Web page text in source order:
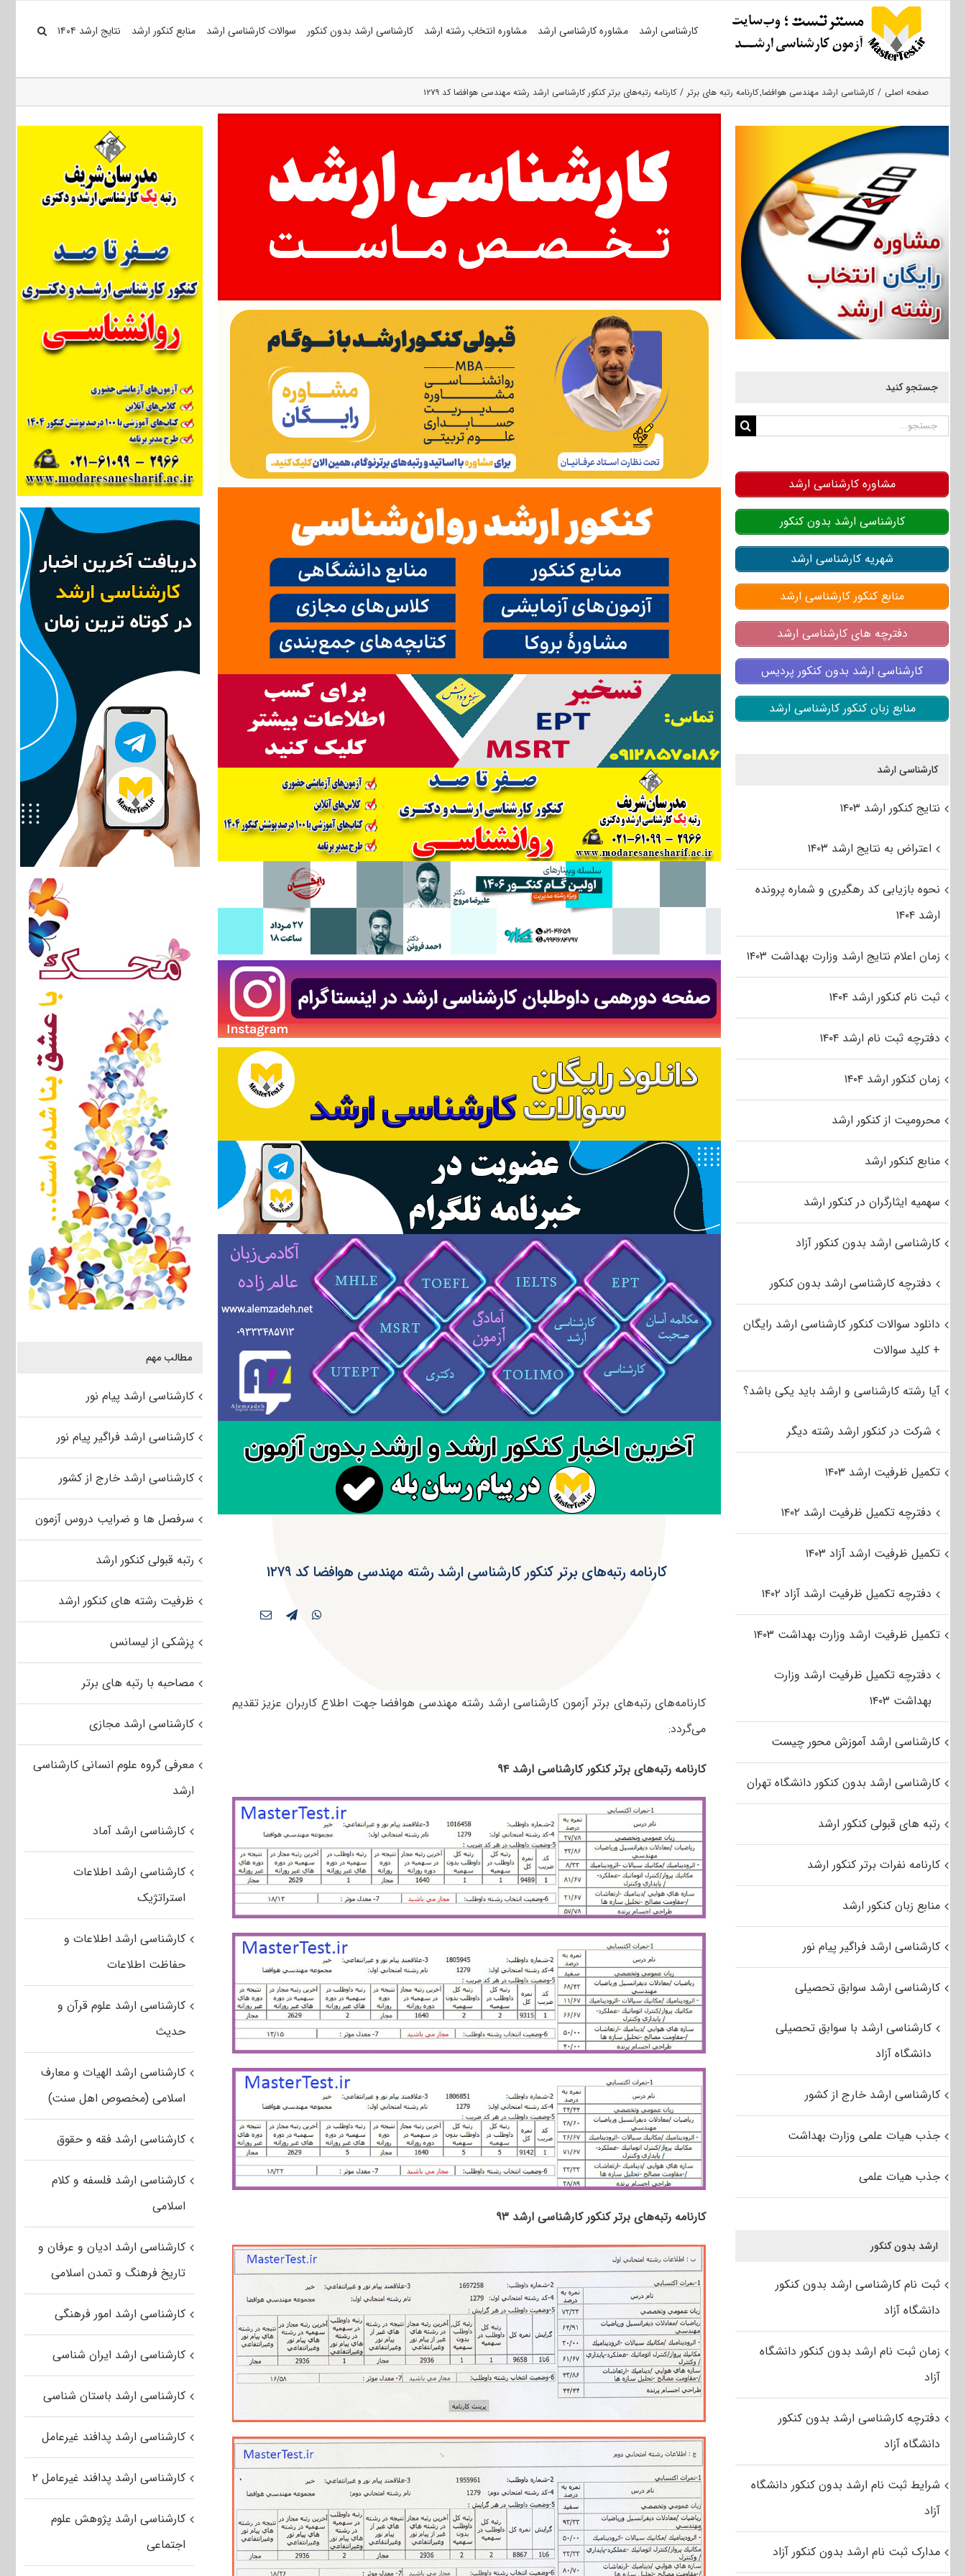
کارشناسی ارشد مشاوره کارشناسی ارشد مشاوره انتخاب رشته ارشد کارشناسی ارشد بدون کنکور سوالات کارشناسی ارشد منابع کنکور ارشد نتایج ارشد ۱۴۰۴
صفحه اصلی کارشناسی ارشد مهندسی هوافضا کارنامه رتبه های برتر کارنامه رتبه‌های برتر کنکور کارشناسی ارشد رشته مهندسی هوافضا کد ۱۲۷۹
کارنامه رتبه‌های برتر کنکور کارشناسی ارشد رشته مهندسی هوافضا کد ۱۲۷۹
کارنامه‌های رتبه‌های برتر آزمون کارشناسی ارشد رشته مهندسی هوافضا جهت اطلاع کاربران عزیز تقدیم
می‌گردد:
کارنامه رتبه‌های برتر کنکور کارشناسی ارشد ۹۴
کارنامه رتبه‌های برتر کنکور کارشناسی ارشد ۹۳
مطالب مهم
کارشناسی ارشد پیام نور
کارشناسی ارشد فراگیر پیام نور
کارشناسی ارشد خارج از کشور
سرفصل ها و ضرایب دروس آزمون
رتبه قبولی کنکور ارشد
ظرفیت رشته های کنکور ارشد
پزشکی از لیسانس
مصاحبه با رتبه های برتر
کارشناسی ارشد مجازی
معرفی گروه علوم انسانی کارشناسی
ارشد
کارشناسی ارشد آماد
کارشناسی ارشد اطلاعات
استراتژیک
کارشناسی ارشد اطلاعات و
حفاظت اطلاعات
کارشناسی ارشد علوم قرآن و
حدیث
کارشناسی ارشد الهیات و معارف
اسلامی (مخصوص اهل سنت)
کارشناسی ارشد فقه و حقوق
کارشناسی ارشد فلسفه و کلام
اسلامی
کارشناسی ارشد ادیان و عرفان و
تاریخ فرهنگ و تمدن اسلامی
کارشناسی ارشد امور فرهنگی
کارشناسی ارشد ایران شناسی
کارشناسی ارشد باستان شناسی
کارشناسی ارشد پدافند غیرعامل
کارشناسی ارشد پدافند غیرعامل ۲
کارشناسی ارشد پژوهش علوم
اجتماعی
جستجو کنید
جستجو
مشاوره کارشناسی ارشد
کارشناسی ارشد بدون کنکور
شهریه کارشناسی ارشد
منابع کنکور کارشناسی ارشد
دفترچه های کارشناسی ارشد
کارشناسی ارشد بدون کنکور پردیس
منابع زبان کنکور کارشناسی ارشد
کارشناسی ارشد
نتایج کنکور ارشد ۱۴۰۳
اعتراض به نتایج ارشد ۱۴۰۳
نحوه بازیابی کد رهگیری و شماره پرونده
ارشد ۱۴۰۴
زمان اعلام نتایج ارشد وزارت بهداشت ۱۴۰۳
ثبت نام کنکور ارشد ۱۴۰۴
دفترچه ثبت نام ارشد ۱۴۰۴
زمان کنکور ارشد ۱۴۰۴
محرومیت از کنکور ارشد
منابع کنکور ارشد
سهمیه ایثارگران در کنکور ارشد
کارشناسی ارشد بدون کنکور آزاد
دفترچه کارشناسی ارشد بدون کنکور
دانلود سوالات کنکور کارشناسی ارشد رایگان
+ کلید سوالات
آیا رشته کارشناسی و ارشد باید یکی باشد؟
شرکت در کنکور ارشد رشته دیگر
تکمیل ظرفیت ارشد ۱۴۰۳
دفترچه تکمیل ظرفیت ارشد ۱۴۰۲
تکمیل ظرفیت ارشد آزاد ۱۴۰۳
دفترچه تکمیل ظرفیت ارشد آزاد ۱۴۰۲
تکمیل ظرفیت ارشد وزارت بهداشت ۱۴۰۳
دفترچه تکمیل ظرفیت ارشد وزارت
بهداشت ۱۴۰۳
کارشناسی ارشد آموزش محور چیست
کارشناسی ارشد بدون کنکور دانشگاه تهران
رتبه های قبولی کنکور ارشد
کارنامه نفرات برتر کنکور ارشد
منابع زبان کنکور ارشد
کارشناسی ارشد فراگیر پیام نور
کارشناسی ارشد سوابق تحصیلی
کارشناسی ارشد با سوابق تحصیلی
دانشگاه آزاد
کارشناسی ارشد خارج از کشور
جذب هیات علمی وزارت بهداشت
جذب هیات علمی
ارشد بدون کنکور
ثبت نام کارشناسی ارشد بدون کنکور
دانشگاه آزاد
زمان ثبت نام ارشد بدون کنکور دانشگاه
آزاد
دفترچه کارشناسی ارشد بدون کنکور
دانشگاه آزاد
شرایط ثبت نام ارشد بدون کنکور دانشگاه
آزاد
مدارک ثبت نام ارشد بدون کنکور آزاد